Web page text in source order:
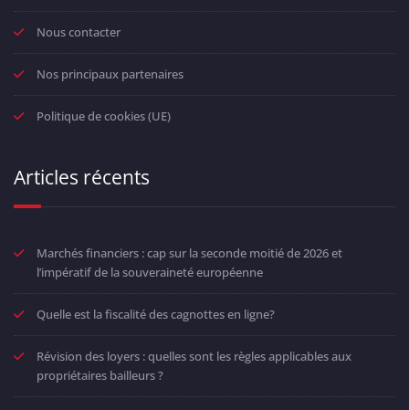
Nous contacter
Nos principaux partenaires
Politique de cookies (UE)
Articles récents
Marchés financiers : cap sur la seconde moitié de 2026 et
l’impératif de la souveraineté européenne
Quelle est la fiscalité des cagnottes en ligne?
Révision des loyers : quelles sont les règles applicables aux
propriétaires bailleurs ?